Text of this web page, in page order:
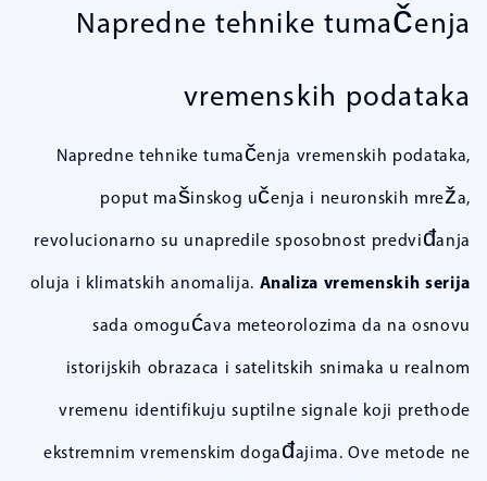
Napredne tehnike tumačenja
vremenskih podataka
Napredne tehnike tumačenja vremenskih podataka,
poput mašinskog učenja i neuronskih mreža,
revolucionarno su unapredile sposobnost predviđanja
oluja i klimatskih anomalija. Analiza vremenskih serija
sada omogućava meteorolozima da na osnovu
istorijskih obrazaca i satelitskih snimaka u realnom
vremenu identifikuju suptilne signale koji prethode
ekstremnim vremenskim događajima. Ove metode ne